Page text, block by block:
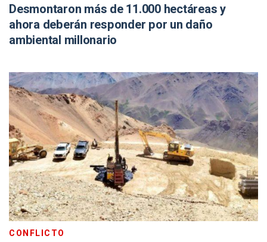
Desmontaron más de 11.000 hectáreas y
ahora deberán responder por un daño
ambiental millonario
CONFLICTO